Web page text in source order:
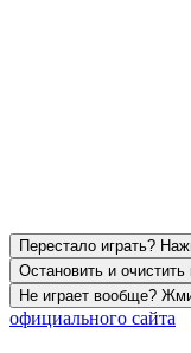
Перестало играть?
Остановить и очистить
Не играет вообще?
официального сайта